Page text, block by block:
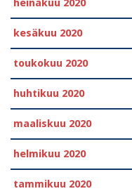
heinäkuu 2020
kesäkuu 2020
toukokuu 2020
huhtikuu 2020
maaliskuu 2020
helmikuu 2020
tammikuu 2020